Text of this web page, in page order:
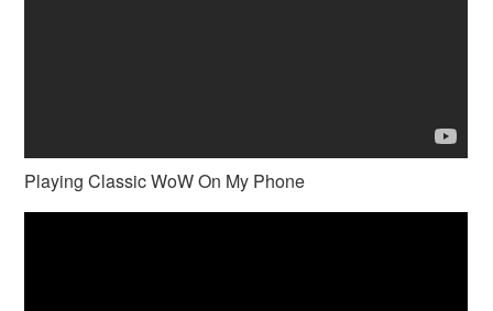
Playing Classic WoW On My Phone